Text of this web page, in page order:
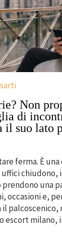
Non
di
il suo lato
ferma. È
chiudono,
una
occasioni e,
il
escort